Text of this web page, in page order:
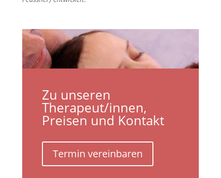
Zu unseren
Therapeut/innen,
Preisen und Kontakt
Termin vereinbaren